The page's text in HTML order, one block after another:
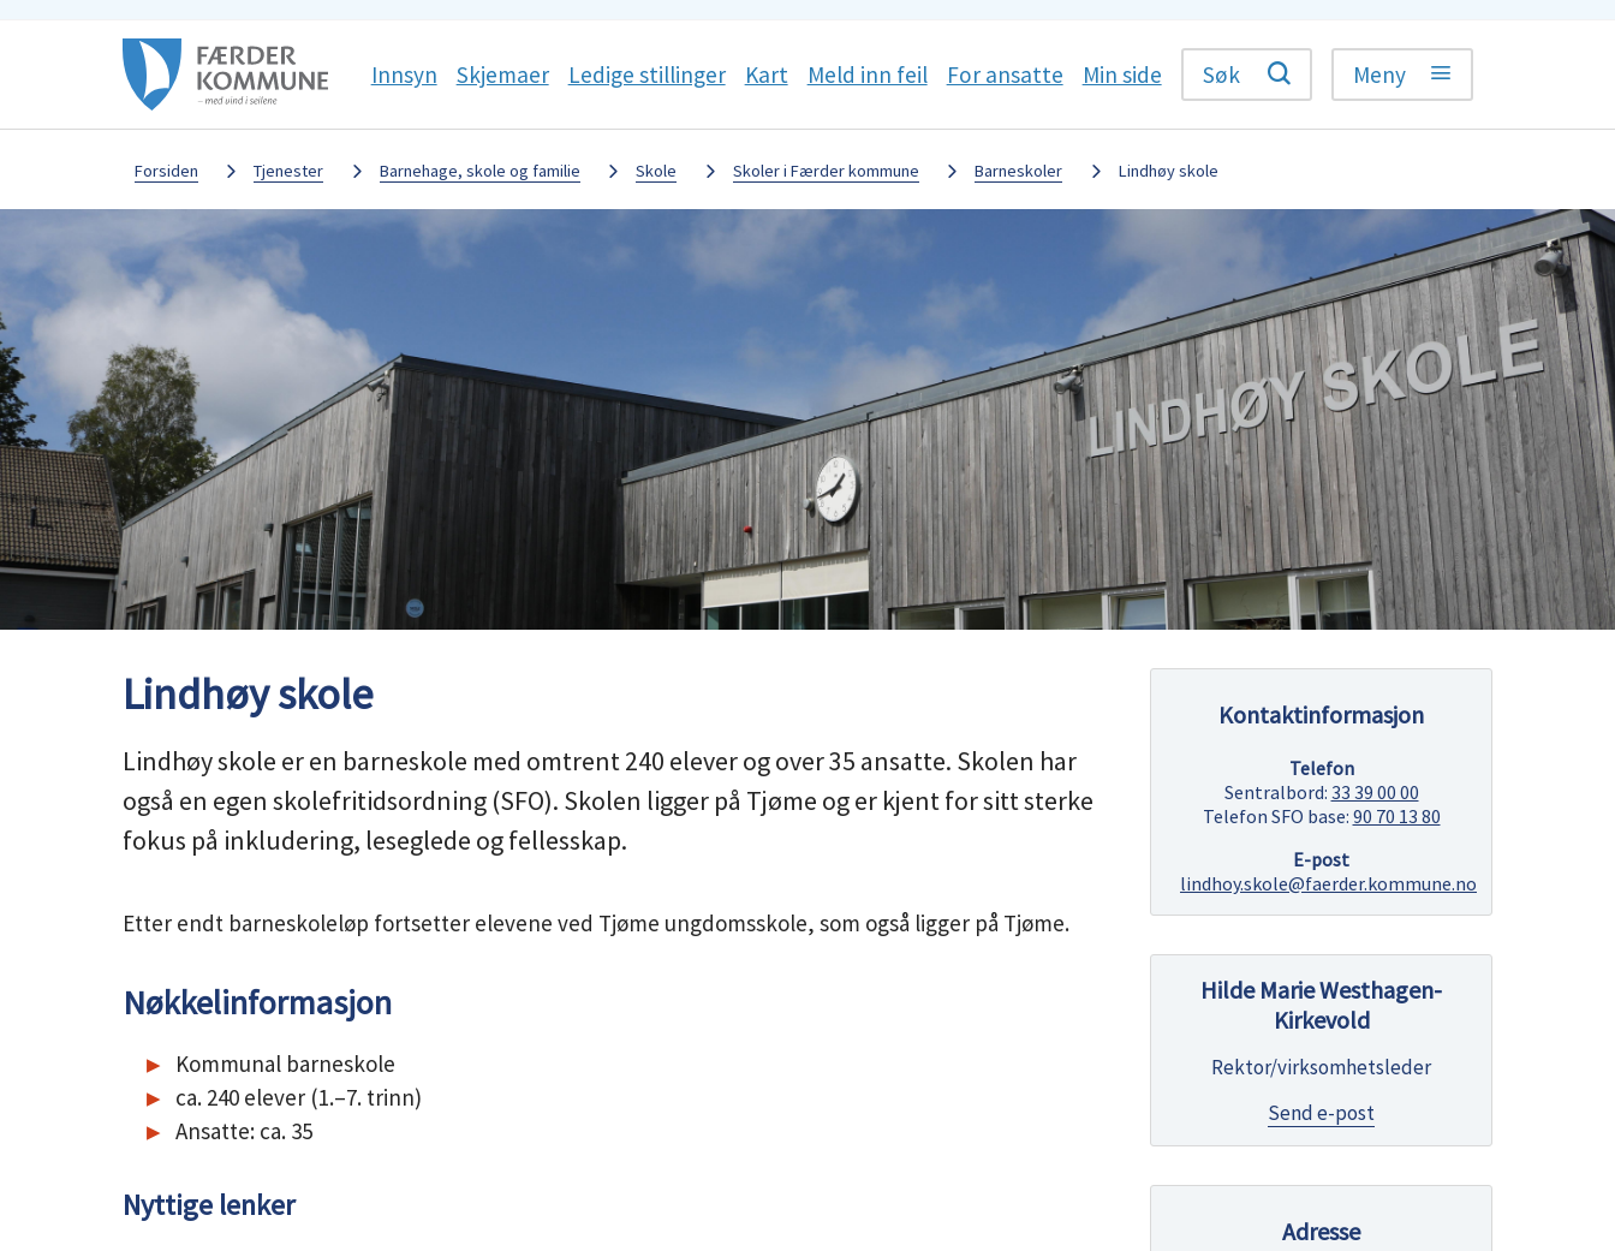
Færder
kommune
Sosiale
media
Innsyn Skjemaer Ledige stillinger Kart Meld inn feil For ansatte Min side Søk Meny
Du
her:
Forsiden Tjenester Barnehage, skole og familie Skole Skoler i Færder kommune Barneskoler Lindhøy skole
Lindhøy skole
Lindhøy skole er en barneskole med omtrent 240 elever og over 35 ansatte. Skolen har
også en egen skolefritidsordning (SFO). Skolen ligger på Tjøme og er kjent for sitt sterke
fokus på inkludering, leseglede og fellesskap.
Etter endt barneskoleløp fortsetter elevene ved Tjøme ungdomsskole, som også ligger på Tjøme.
Nøkkelinformasjon
Kommunal barneskole
ca. 240 elever (1.–7. trinn)
Ansatte: ca. 35
Nyttige lenker
Kontaktinformasjon
Telefon
Sentralbord: 33 39 00 00
Telefon SFO base: 90 70 13 80
E-post
lindhoy.skole@faerder.kommune.no
Hilde Marie Westhagen-
Kirkevold
Rektor/virksomhetsleder
Send e-post
Westhagen-
Adresse